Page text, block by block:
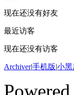
现在还没有好友
最近访客
现在还没有访客
Archiver|手机版|小黑